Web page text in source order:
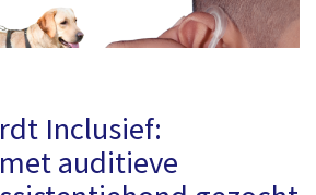
Inclusief:
auditieve